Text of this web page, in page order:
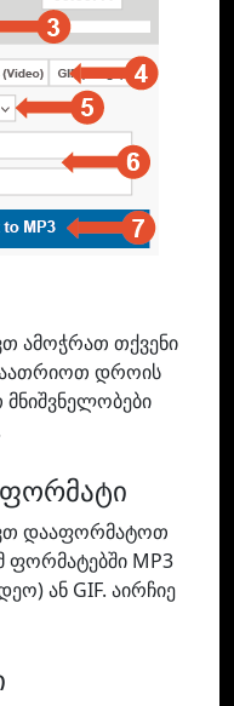
ამოჭრათ თქვენი
დროის
დააფორმატოთ
ფორმატებში MP3
ან GIF. აირჩიე